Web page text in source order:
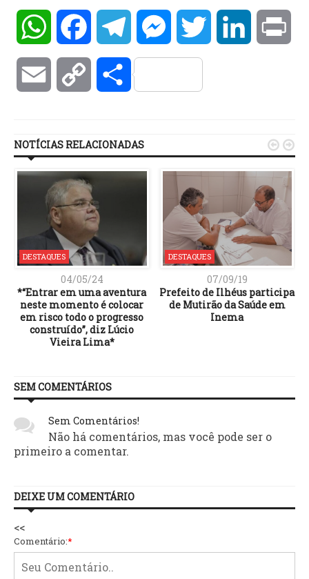
WhatsAppFacebookTelegramMessengerTwitter LinkedIn
Email Copy Compartilhar
NOTÍCIAS RELACIONADAS
DESTAQUES
04/05/24
*“Entrar em uma aventura
neste momento é colocar
em risco todo o progresso
construído”, diz Lúcio
Vieira Lima*
DESTAQUES
07/09/19
Prefeito de Ilhéus participa
de Mutirão da Saúde em
Inema
 
SEM COMENTÁRIOS
Sem Comentários!
Não há comentários, mas você pode ser o
primeiro a comentar.
DEIXE UM COMENTÁRIO
<<
Comentário:*